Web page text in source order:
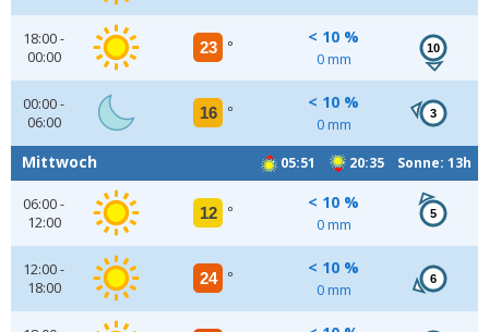
18:00 -
00:00
23 °
< 10 %
0 mm
10
00:00 -
06:00
16 °
< 10 %
0 mm
3
05:51 20:35 Sonne: 13h
Mittwoch
06:00 -
12:00
12 °
< 10 %
0 mm
5
12:00 -
18:00
24 °
< 10 %
0 mm
6